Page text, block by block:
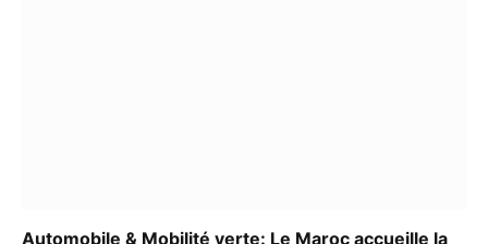
Automobile & Mobilité verte: Le Maroc accueille la